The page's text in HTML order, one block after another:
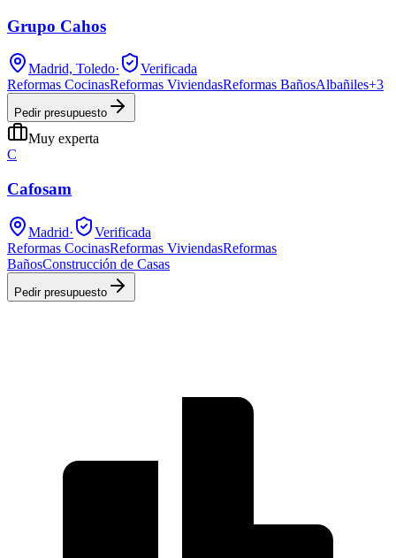
Grupo Cahos
Madrid, Toledo·
Verificada
Reformas CocinasReformas ViviendasReformas BañosAlbañiles+3
Pedir presupuesto
Muy experta
C
Cafosam
Madrid·
Verificada
Reformas CocinasReformas ViviendasReformas
BañosConstrucción de Casas
Pedir presupuesto